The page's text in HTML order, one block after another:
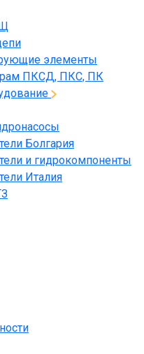
элементы
ПКСД, ПКС, ПК
Болгария
и гидрокомпоненты
Италия